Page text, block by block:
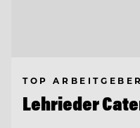
TOP ARBEITGEBER
Lehrieder